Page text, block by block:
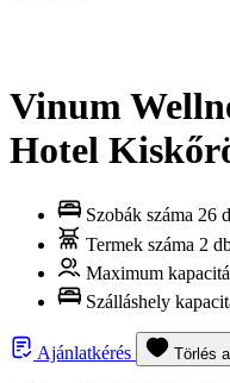
Vinum
Hotel
Szobák száma 26
Termek száma 2
Maximum
Szálláshely
Ajánlatkérés Törlés